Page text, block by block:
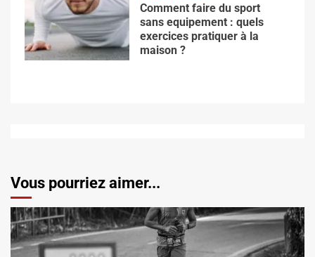
Comment faire du sport
sans equipement : quels
exercices pratiquer à la
maison ?
Vous pourriez aimer...